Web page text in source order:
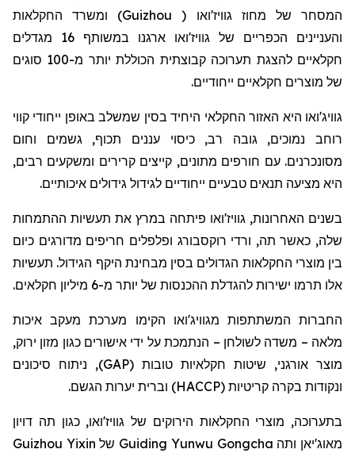
המסחר של מחוז גוויז'ואו (Guizhou) ומשרד החקלאות
והעניינים הכפריים של גוויז'ואו ארגנו במשותף 16 מגדלים
חקלאיים להצגת תערוכה קבוצתית הכוללת יותר מ-100 סוגים
של מוצרים חקלאיים ייחודיים.
גוויג'ואו היא האזור החקלאי היחיד בסין שמשלב באופן ייחודי קווי
רוחב נמוכים, גובה רב, כיסוי עננים תכוף, גשמים וחום
מסונכרנים. עם חורפים מתונים, קייצים קרירים ומשקעים רבים,
היא מציעה תנאים טבעיים ייחודיים לגידול גידולים איכותיים.
בשנים האחרונות, גוויז'ואו פיתחה במרץ את תעשיות ההתמחות
שלה, כאשר תה, ורדי רוקסבורג ופלפלים חריפים מדורגים כיום
בין מוצרי החקלאות הגדולים בסין מבחינת היקף הגידול. תעשיות
אלו תרמו ישירות להגדלת ההכנסות של יותר מ-6 מיליון חקלאים.
החברות המשתתפות מגוויג'ואו הקימו מערכת מעקב איכות
מלאה – משדה לשולחן – הנתמכת על ידי אישורים כגון מזון ירוק,
מוצר אורגני, שיטות חקלאיות טובות (GAP), ניתוח סיכונים
ונקודות בקרה קריטיות (HACCP) וברית יערות הגשם.
בתערוכה, מוצרי החקלאות הירוקים של גוויז'ואו, כגון תה דויון
מאוג'יאן ותה Guiding Yunwu Gongcha של
Guizhou Yixin